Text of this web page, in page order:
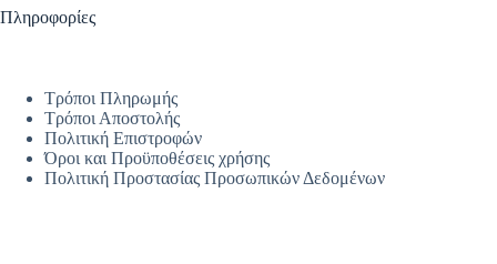
Πληροφορίες
Τρόποι Πληρωμής
Τρόποι Αποστολής
Πολιτική Επιστροφών
Όροι και Προϋποθέσεις χρήσης
Πολιτική Προστασίας Προσωπικών Δεδομένων